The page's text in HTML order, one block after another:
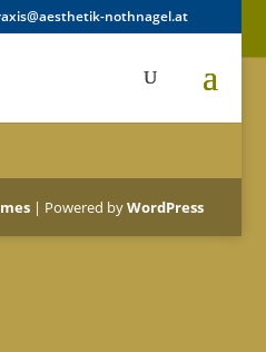
nothnagel.at
| Powered byWordPress